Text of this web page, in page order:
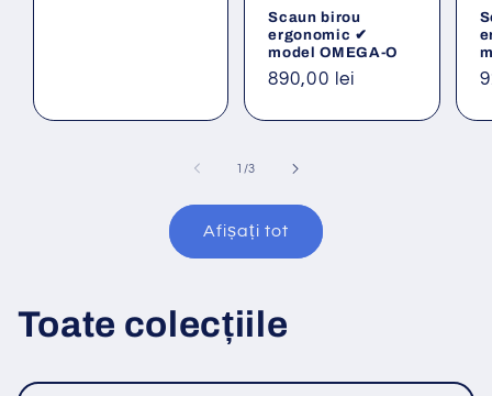
Scaun birou
ergonomic ✔
model OMEGA-O
Preț
890,00 lei
1 /din
3
Afișați tot
Toate colecțiile